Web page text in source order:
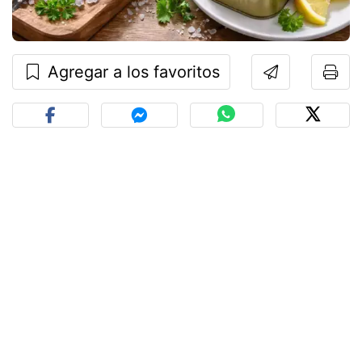
Agregar a los favoritos